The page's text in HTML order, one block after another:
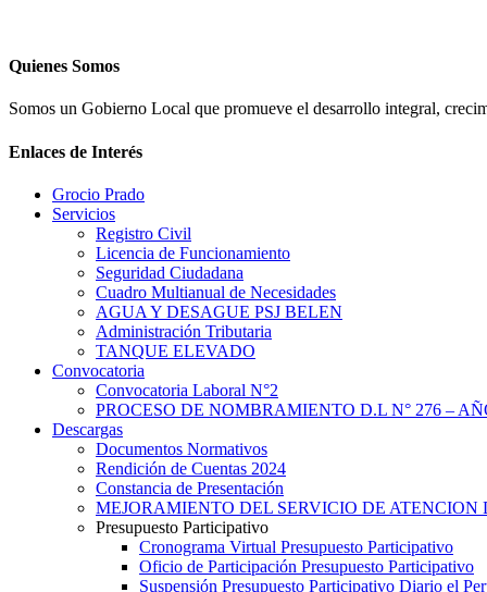
Quienes Somos
Somos un Gobierno Local que promueve el desarrollo integral,
Enlaces de Interés
Grocio Prado
Servicios
Registro Civil
Licencia de Funcionamiento
Seguridad Ciudadana
Cuadro Multianual de Necesidades
AGUA Y DESAGUE PSJ BELEN
Administración Tributaria
TANQUE ELEVADO
Convocatoria
Convocatoria Laboral N°2
PROCESO DE NOMBRAMIENTO D.L N° 276 –
Descargas
Documentos Normativos
Rendición de Cuentas 2024
Constancia de Presentación
MEJORAMIENTO DEL SERVICIO DE ATENCION
Presupuesto Participativo
Cronograma Virtual Presupuesto Participativo
Oficio de Participación Presupuesto Participativo
Suspensión Presupuesto Participativo Diario el